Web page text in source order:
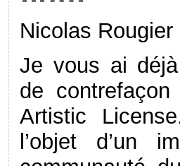
Nicolas Rougier
Je vous ai
de
Artistic
l’objet d’un